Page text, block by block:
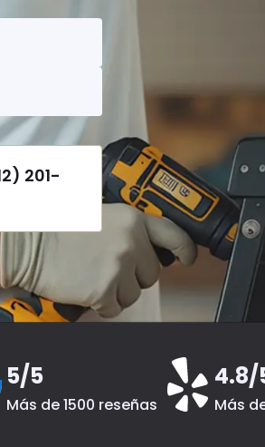
201-
5/5
Más de 1500 reseñas
4.8/
Más